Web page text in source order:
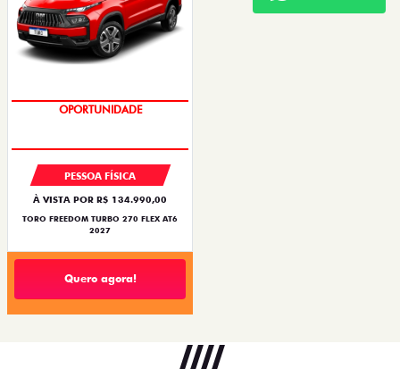
OPORTUNIDADE
PESSOA FÍSICA
À VISTA POR R$ 134.990,00
TORO FREEDOM TURBO 270 FLEX AT6
2027
Quero agora!